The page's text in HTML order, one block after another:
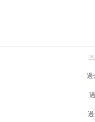
過